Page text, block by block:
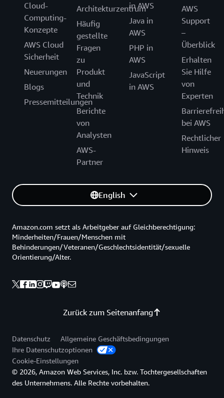
Cloud-
Computing-
Konzepte
AWS Cloud
Sicherheit
Neuerungen
Blogs
Pressemitteilungen
Architekturzentrum
Häufig
gestellte
Fragen
zu
Produkt
und
Technik
Berichte
von
Analysten
AWS-
Partner
in AWS
Java in
AWS
PHP in
AWS
JavaScript
in AWS
AWS
Support
–
Überblick
Erhalten
Sie Hilfe
von
Experten
bei AWS
Rechtlicher
Hinweis
English
Zurück zum Seitenanfang
Amazon.com setzt als Arbeitgeber auf Gleichberechtigung:
Minderheiten/Frauen/Menschen mit
Behinderungen/Veteranen/Geschlechtsidentität/sexuelle
Orientierung/Alter.
Datenschutz
Allgemeine Geschäftsbedingungen
Ihre Datenschutzoptionen
Cookie-Einstellungen
© 2026, Amazon Web Services, Inc. bzw. Tochtergesellschaften
des Unternehmens. Alle Rechte vorbehalten.